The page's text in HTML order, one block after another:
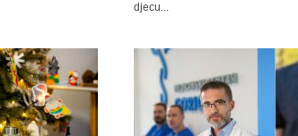
djecu...